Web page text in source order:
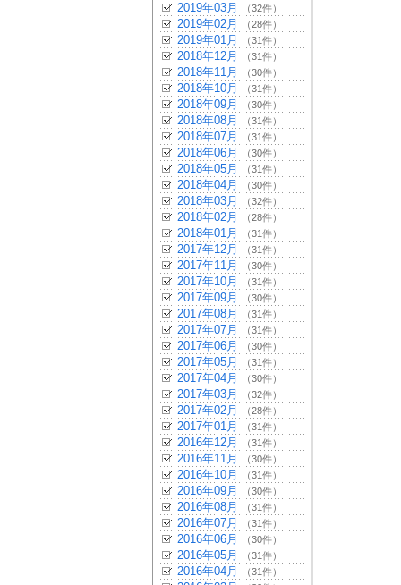
2019年03月 （32件）
2019年02月 （28件）
2019年01月 （31件）
2018年12月 （31件）
2018年11月 （30件）
2018年10月 （31件）
2018年09月 （30件）
2018年08月 （31件）
2018年07月 （31件）
2018年06月 （30件）
2018年05月 （31件）
2018年04月 （30件）
2018年03月 （32件）
2018年02月 （28件）
2018年01月 （31件）
2017年12月 （31件）
2017年11月 （30件）
2017年10月 （31件）
2017年09月 （30件）
2017年08月 （31件）
2017年07月 （31件）
2017年06月 （30件）
2017年05月 （31件）
2017年04月 （30件）
2017年03月 （32件）
2017年02月 （28件）
2017年01月 （31件）
2016年12月 （31件）
2016年11月 （30件）
2016年10月 （31件）
2016年09月 （30件）
2016年08月 （31件）
2016年07月 （31件）
2016年06月 （30件）
2016年05月 （31件）
2016年04月 （31件）